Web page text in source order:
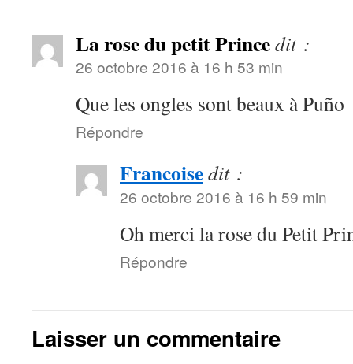
La rose du petit Princedit :
26 octobre 2016 à 16 h 53 min
Que les ongles sont beaux à Puño
Répondre
Francoisedit :
26 octobre 2016 à 16 h 59 min
Oh merci la rose du Petit
Répondre
Laisser un commentaire